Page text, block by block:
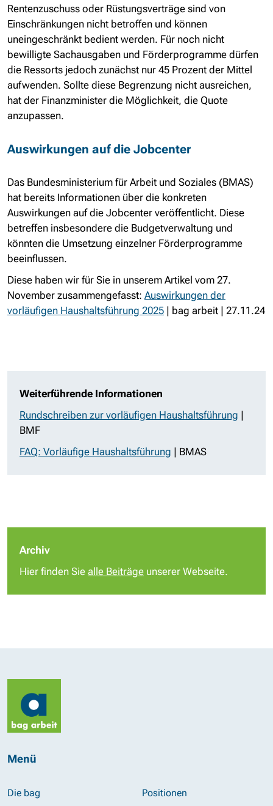
Rentenzuschuss oder Rüstungsverträge sind von
Einschränkungen nicht betroffen und können
uneingeschränkt bedient werden. Für noch nicht
bewilligte Sachausgaben und Förderprogramme dürfen
die Ressorts jedoch zunächst nur 45 Prozent der Mittel
aufwenden. Sollte diese Begrenzung nicht ausreichen,
hat der Finanzminister die Möglichkeit, die Quote
anzupassen.
Auswirkungen auf die Jobcenter
Das Bundesministerium für Arbeit und Soziales (BMAS)
hat bereits Informationen über die konkreten
Auswirkungen auf die Jobcenter veröffentlicht. Diese
betreffen insbesondere die Budgetverwaltung und
könnten die Umsetzung einzelner Förderprogramme
beeinflussen.
Diese haben wir für Sie in unserem Artikel vom 27.
November zusammengefasst: Auswirkungen der
vorläufigen Haushaltsführung 2025 | bag arbeit | 27.11.24
Weiterführende Informationen
Rundschreiben zur vorläufigen Haushaltsführung |
BMF
FAQ: Vorläufige Haushaltsführung | BMAS
Archiv
Hier finden Sie alle Beiträge unserer Webseite.
Menü
Die bag
Positionen